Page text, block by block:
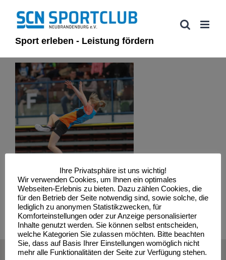
Inhalt
springenSport erleben - Leistung fördern
© Sportclub Neubrandenburg e.V. | All Rights Reserved
Ihre Privatsphäre ist uns wichtig!
Wir verwenden Cookies, um Ihnen ein optimales
Webseiten-Erlebnis zu bieten. Dazu zählen Cookies, die
für den Betrieb der Seite notwendig sind, sowie solche, die
lediglich zu anonymen Statistikzwecken, für
Komforteinstellungen oder zur Anzeige personalisierter
Inhalte genutzt werden. Sie können selbst entscheiden,
welche Kategorien Sie zulassen möchten. Bitte beachten
Sie, dass auf Basis Ihrer Einstellungen womöglich nicht
mehr alle Funktionalitäten der Seite zur Verfügung stehen.